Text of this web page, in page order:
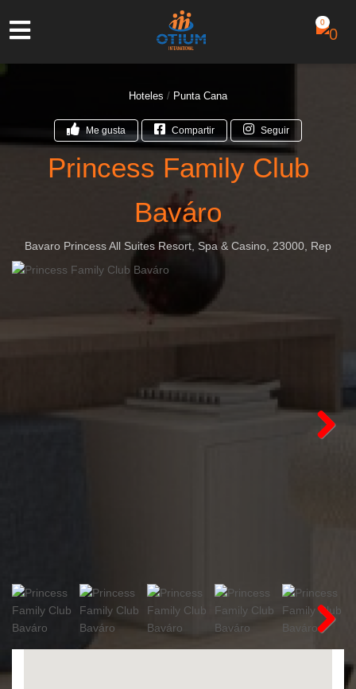
0
Hoteles / Punta Cana
Me gusta Compartir Seguir
Princess Family Club
Baváro
Bavaro Princess All Suites Resort, Spa & Casino, 23000, Rep